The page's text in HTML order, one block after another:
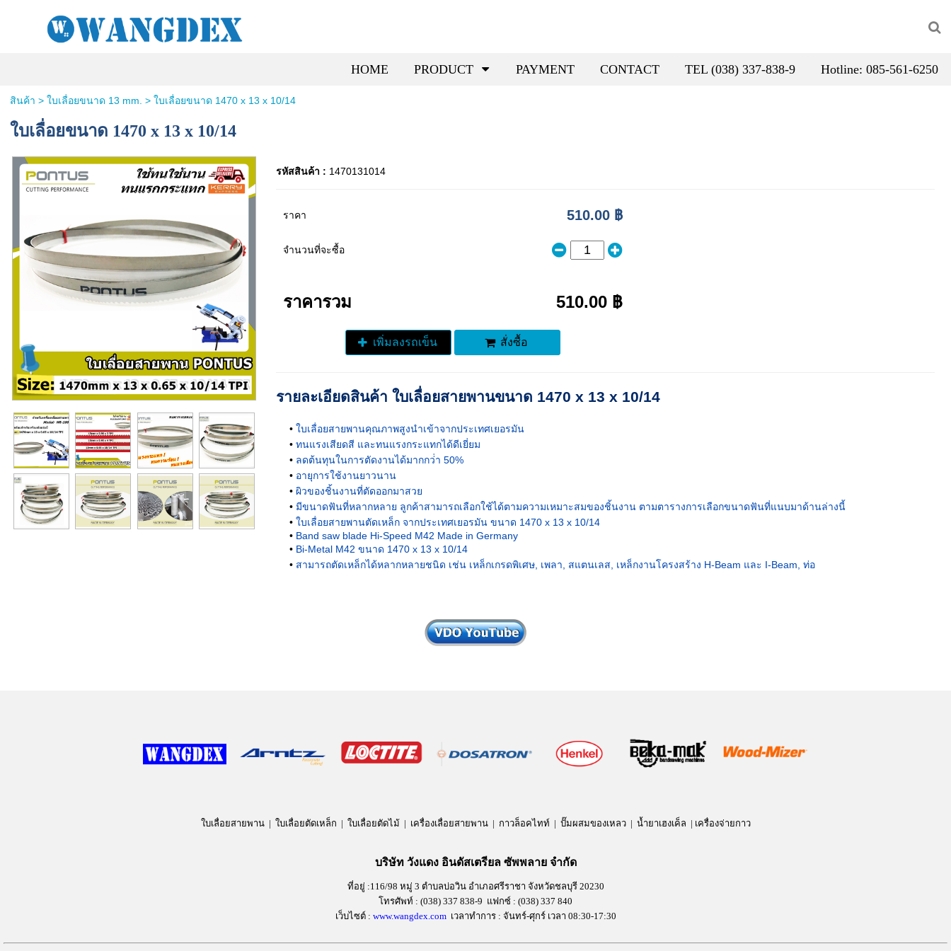
HOME PRODUCT PAYMENT CONTACT TEL (038) 337-838-9 Hotline: 085-561-6250
สินค้า > ใบเลื่อยขนาด 13 mm. > ใบเลื่อยขนาด 1470 x 13 x 10/14
ใบเลื่อยขนาด 1470 x 13 x 10/14
รหัสสินค้า : 1470131014
ราคา 510.00 ฿
จำนวนที่จะซื้อ
ราคารวม 510.00 ฿
เพิ่มลงรถเข็น สั่งซื้อ
รายละเอียดสินค้า ใบเลื่อยสายพานขนาด 1470 x 13 x 10/14
ใบเลื่อยสายพานคุณภาพสูงนำเข้าจากประเทศเยอรมัน
ทนแรงเสียดสี และทนแรงกระแทกได้ดีเยี่ยม
ลดต้นทุนในการตัดงานได้มากกว่่า 50%
อายุการใช้งานยาวนาน
ผิวของชิ้นงานที่ตัดออกมาสวย
มีขนาดฟันที่หลากหลาย ลูกค้าสามารถเลือกใช้ได้ตามความเหมาะสมของชิ้นงาน ตามตารางการเลือกขนาดฟันที่แนบมาด้านล่างนี้
ใบเลื่อยสายพานตัดเหล็ก จากประเทศเยอรมัน ขนาด 1470 x 13 x 10/14
Band saw blade Hi-Speed M42 Made in Germany
Bi-Metal M42 ขนาด 1470 x 13 x 10/14
สามารถตัดเหล็กได้หลากหลายชนิด เช่น เหล็กเกรดพิเศษ, เพลา, สแตนเลส, เหล็กงานโครงสร้าง H-Beam และ I-Beam, ท่อ
ใบเลื่อยสายพาน | ใบเลื่อยตัดเหล็ก | ใบเลื่อยตัดไม้ | เครื่องเลื่อยสายพาน | กาวล็อคไทท์ | ปั๊มผสมของเหลว | น้ำยาเฮงเค็ล | เครื่องจ่ายกาว
บริษัท วังแดง อินดัสเตรียล ซัพพลาย จำกัด
ที่อยู่ :116/98 หมู่ 3 ตำบลบ่อวิน อำเภอศรีราชา จังหวัดชลบุรี 20230
โทรศัพท์ : (038) 337 838-9 แฟกซ์ : (038) 337 840
เว็บไซต์ : www.wangdex.com เวลาทำการ : จันทร์-ศุกร์ เวลา 08:30-17:30